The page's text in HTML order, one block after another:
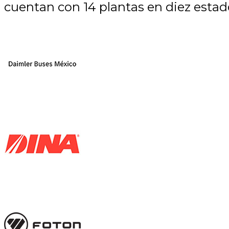
cuentan con 14 plantas en diez